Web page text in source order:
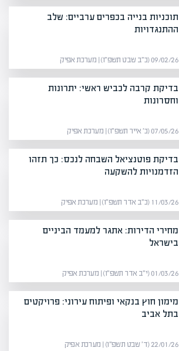
תוכניות בנייה בכפרים ערביים: שלב
ההתנגדויות
09/02/26 (כ״ב שבט תשפ״ו) | מערכת אפיק
בדיקת קרבה לכביש ראשי: יתרונות
וחסרונות
07/05/26 (כ׳ אייר תשפ״ו) | מערכת אפיק
בדיקת פוטנציאל השבחה לנכס: כך תזהו
הזדמנויות להשקעה
11/03/26 (כ״ב אדר תשפ״ו) | מערכת אפיק
מחירי הדירות: אתגר למעמד הביניים
בישראל
01/03/26 (י״ב אדר תשפ״ו) | מערכת אפיק
מימון חוץ בנקאי ופיתוח עירוני: פרויקטים
בתל אביב
22/01/26 (ד׳ שבט תשפ״ו) | מערכת אפיק